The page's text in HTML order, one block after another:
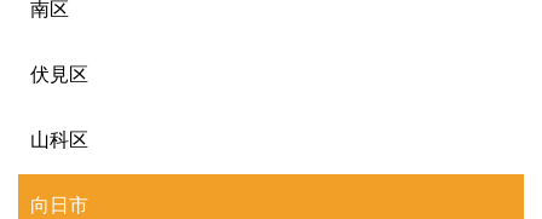
南区
伏見区
山科区
向日市